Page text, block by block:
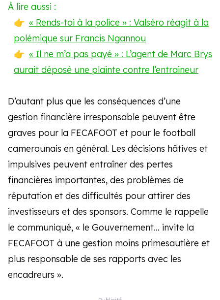
D’autant plus que les conséquences d’une
gestion financière irresponsable peuvent être
graves pour la FECAFOOT et pour le football
camerounais en général. Les décisions hâtives et
impulsives peuvent entraîner des pertes
financières importantes, des problèmes de
réputation et des difficultés pour attirer des
investisseurs et des sponsors. Comme le rappelle
le communiqué, « le Gouvernement… invite la
FECAFOOT à une gestion moins primesautière et
plus responsable de ses rapports avec les
encadreurs ».
À lire aussi :
« Rends-toi à la police » : Valséro réagit à la
polémique sur Francis Ngannou
« Il ne m’a pas payé » : L’agent de Marc Brys
aurait déposé une plainte contre l’entraineur